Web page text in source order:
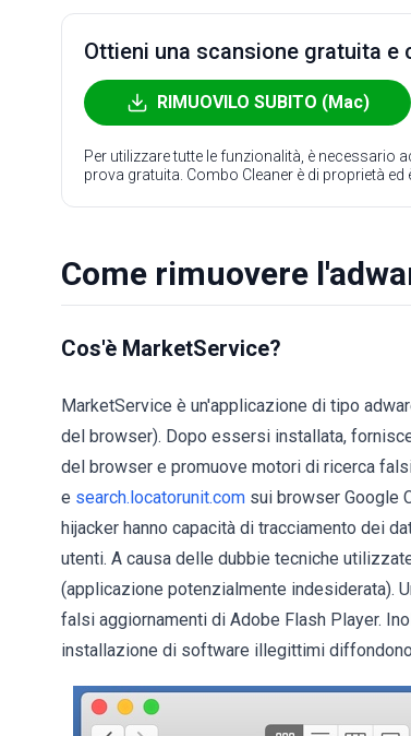
Ottieni una scansione gratuita
RIMUOVILO SUBITO (Mac)
Per utilizzare tutte le funzionalità, è necessario
prova gratuita. Combo Cleaner è di proprietà ed
Come rimuovere
Cos'è MarketService?
MarketService è un'applicazione di tipo
del browser). Dopo essersi installata,
del browser e promuove motori di ricerca
e search.locatorunit.com sui browser Google
hijacker hanno capacità di tracciamento dei
utenti. A causa delle dubbie tecniche
(applicazione potenzialmente indesiderata).
falsi aggiornamenti di Adobe Flash Player.
installazione di software illegittimi